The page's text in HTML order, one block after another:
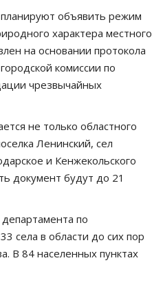
объявить режим
характера местного
на основании протокола
комиссии по
чрезвычайных
не только областного
Ленинский, сел
и Кенжекольского
документ будут до 21
по
села в области до сих пор
В 84 населенных пунктах